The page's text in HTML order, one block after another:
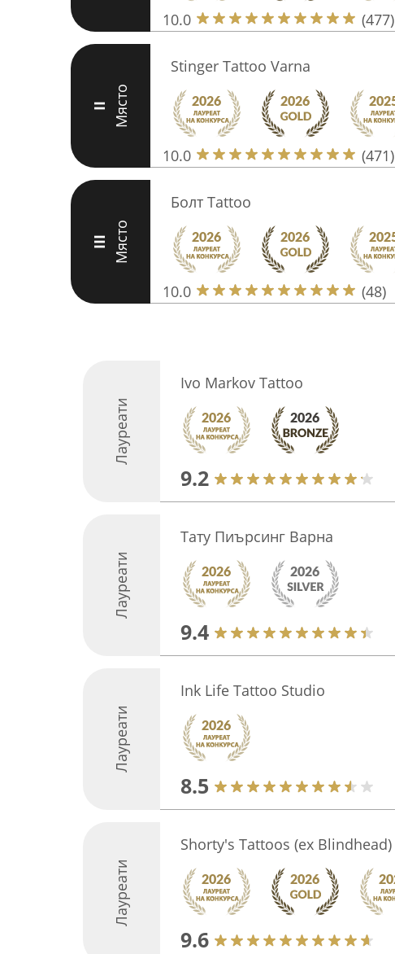
10.0 (477)
II Място
Stinger Tattoo Varna
10.0 (471)
III Място
Болт Tattoo
10.0 (48)
Лауреати
Ivo Markov Tattoo
9.2
Лауреати
Тату Пиърсинг Варна
9.4
Лауреати
Ink Life Tattoo Studio
8.5
Лауреати
Shorty's Tattoos (ex Blindhead)
9.6